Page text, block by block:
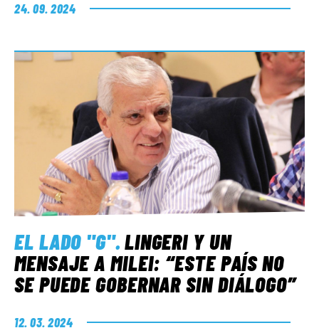
24. 09. 2024
EL LADO "G".LINGERI Y UN
MENSAJE A MILEI: “ESTE PAÍS NO
SE PUEDE GOBERNAR SIN DIÁLOGO”
12. 03. 2024